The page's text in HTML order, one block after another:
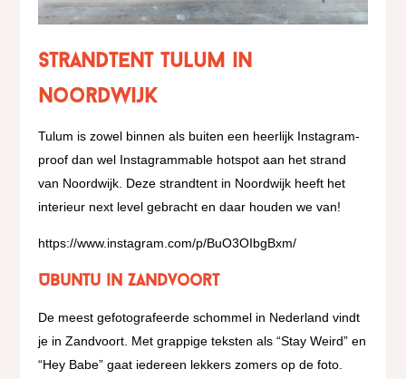
Strandtent Tulum in
Noordwijk
Tulum is zowel binnen als buiten een heerlijk Instagram-
proof dan wel Instagrammable hotspot aan het strand
van Noordwijk. Deze strandtent in Noordwijk heeft het
interieur next level gebracht en daar houden we van!
https://www.instagram.com/p/BuO3OIbgBxm/
Ubuntu in Zandvoort
De meest gefotografeerde schommel in Nederland vindt
je in Zandvoort. Met grappige teksten als “Stay Weird” en
“Hey Babe” gaat iedereen lekkers zomers op de foto.